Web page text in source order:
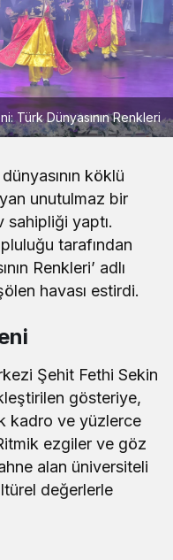
Türk Dünyasının Renkleri
köklü
unutulmaz bir
sahipliği yaptı.
tarafından
Renkleri’ adlı
havası estirdi.
Şehit Fethi Sekin
gösteriye,
kadro ve yüzlerce
ezgiler ve göz
alan üniversiteli
değerlerle